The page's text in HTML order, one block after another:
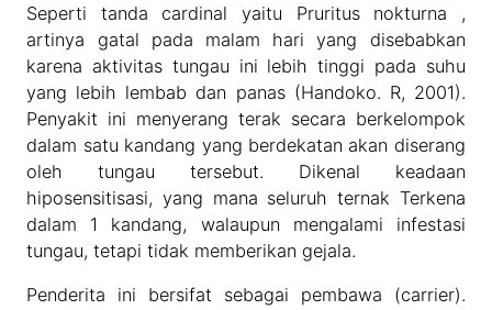
Seperti tanda cardinal yaitu Pruritus nokturna ,
artinya gatal pada malam hari yang disebabkan
karena aktivitas tungau ini lebih tinggi pada suhu
yang lebih lembab dan panas (Handoko. R, 2001).
Penyakit ini menyerang terak secara berkelompok
dalam satu kandang yang berdekatan akan diserang
oleh tungau tersebut. Dikenal keadaan
hiposensitisasi, yang mana seluruh ternak Terkena
dalam 1 kandang, walaupun mengalami infestasi
tungau, tetapi tidak memberikan gejala.
Penderita ini bersifat sebagai pembawa (carrier).